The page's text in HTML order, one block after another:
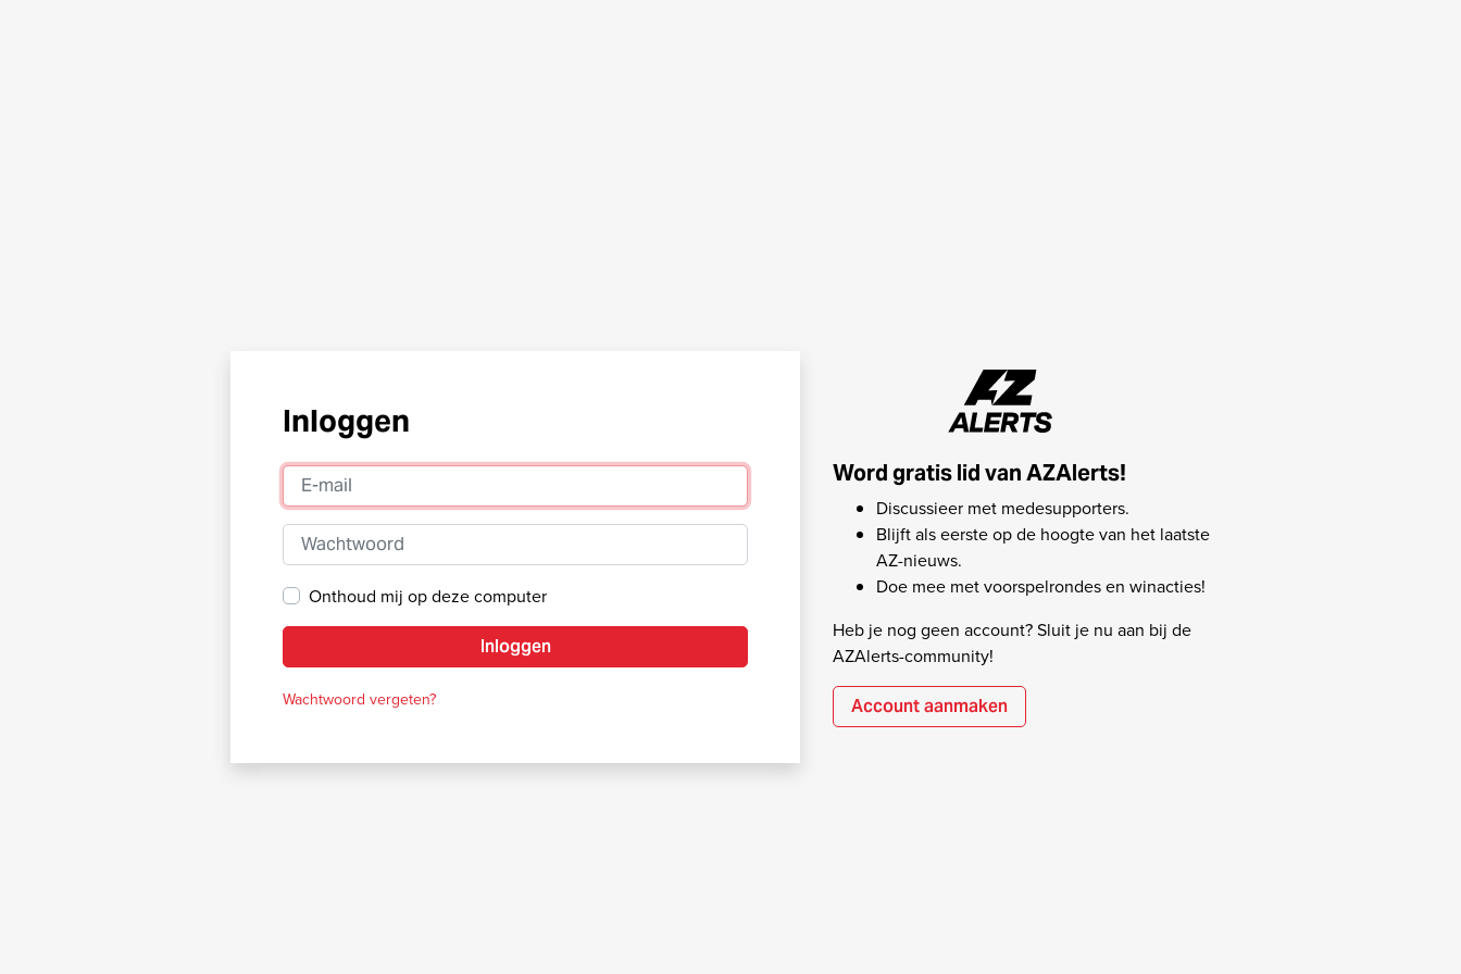
Inloggen
E-mail
Wachtwoord
Onthoud mij op deze computer
Inloggen
Wachtwoord vergeten?
Word gratis lid van AZAlerts!
Discussieer met medesupporters.
Blijft als eerste op de hoogte van het laatste
AZ-nieuws.
Doe mee met voorspelrondes en winacties!
Heb je nog geen account? Sluit je nu aan bij de
AZAlerts-community!
Account aanmaken